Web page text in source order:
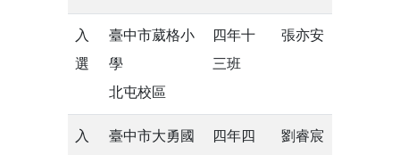
入
選
臺中市葳格小
學
北屯校區
四年十
三班
張亦安
入
臺中市大勇國
四年四
劉睿宸